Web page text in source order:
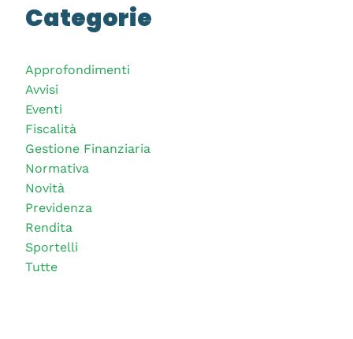
Categorie
Approfondimenti
Avvisi
Eventi
Fiscalità
Gestione Finanziaria
Normativa
Novità
Previdenza
Rendita
Sportelli
Tutte